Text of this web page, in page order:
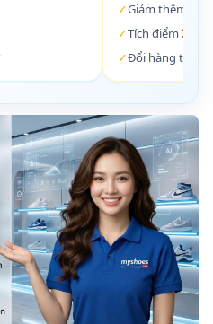
✓Giảm thêm
✓Tích điểm 3%
✓Đổi hàng trong